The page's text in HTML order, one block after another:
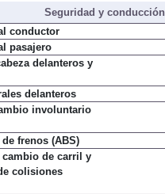
Seguridad y conducción
conductor
pasajero
delanteros y
delanteros
involuntario
frenos (ABS)
cambio de carril y
colisiones